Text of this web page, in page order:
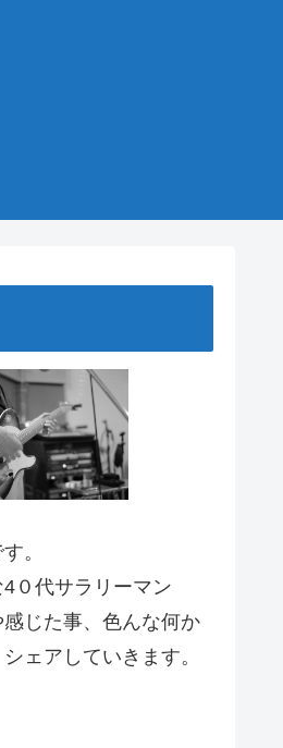
。
０代サラリーマン
じた事、色んな何か
ェアしていきます。